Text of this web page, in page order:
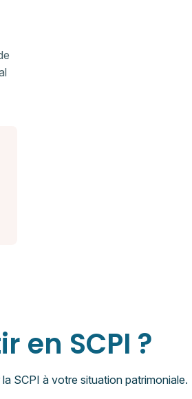
en SCPI ?
SCPI à votre situation patrimoniale.